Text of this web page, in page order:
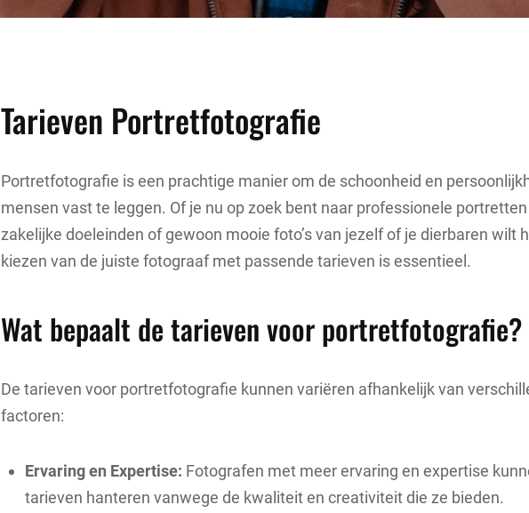
Tarieven Portretfotografie
Portretfotografie is een prachtige manier om de schoonheid en
mensen vast te leggen. Of je nu op zoek bent naar professionele
zakelijke doeleinden of gewoon mooie foto’s van jezelf of je dierbaren wilt
kiezen van de juiste fotograaf met passende tarieven is essentieel.
Wat bepaalt de tarieven voor portretfotografie?
De tarieven voor portretfotografie kunnen variëren afhankelijk van
factoren:
Ervaring en Expertise: Fotografen met meer ervaring en expertise
tarieven hanteren vanwege de kwaliteit en creativiteit die ze bieden.